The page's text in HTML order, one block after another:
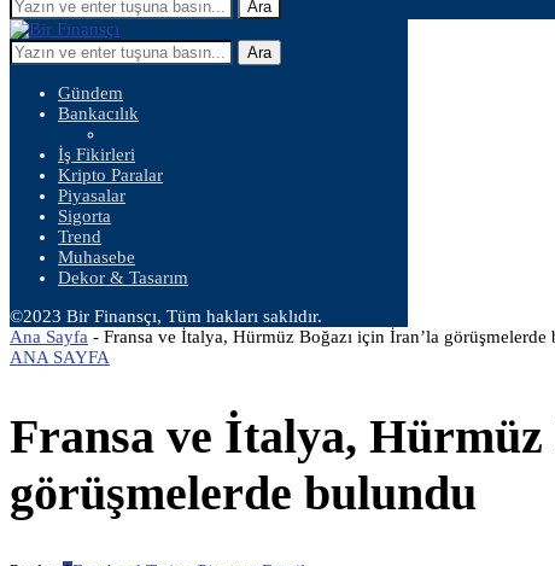
Ara
Ara
Gündem
Bankacılık
İş Fikirleri
Kripto Paralar
Piyasalar
Sigorta
Trend
Muhasebe
Dekor & Tasarım
©2023 Bir Finansçı, Tüm hakları saklıdır.
Ana Sayfa - Fransa ve İtalya, Hürmüz Boğazı için İran’la görüşmelerde
ANA SAYFA
Fransa ve İtalya, Hürmüz
görüşmelerde bulundu